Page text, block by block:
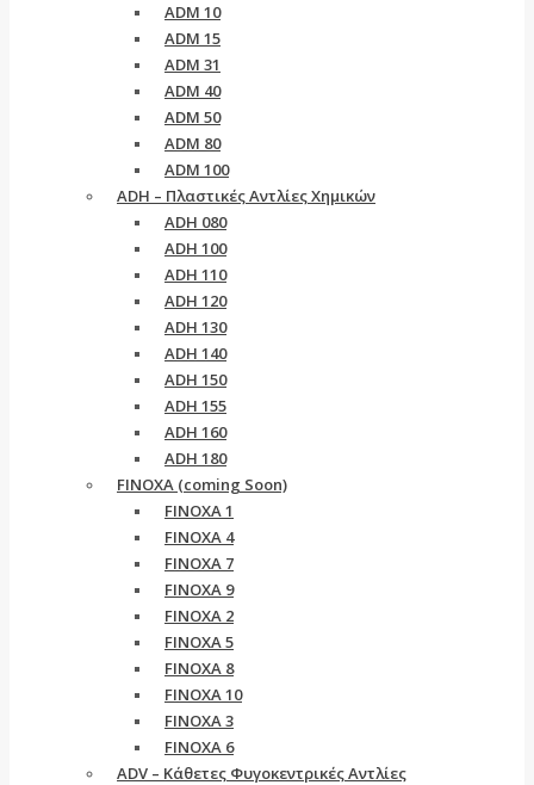
ADM 10
ADM 15
ADM 31
ADM 40
ADM 50
ADM 80
ADM 100
ADH – Πλαστικές Αντλίες Χημικών
ADH 080
ADH 100
ADH 110
ADH 120
ADH 130
ADH 140
ADH 150
ADH 155
ADH 160
ADH 180
FINOXA (coming Soon)
FINOXA 1
FINOXA 4
FINOXA 7
FINOXA 9
FINOXA 2
FINOXA 5
FINOXA 8
FINOXA 10
FINOXA 3
FINOXA 6
ADV – Κάθετες Φυγοκεντρικές Αντλίες